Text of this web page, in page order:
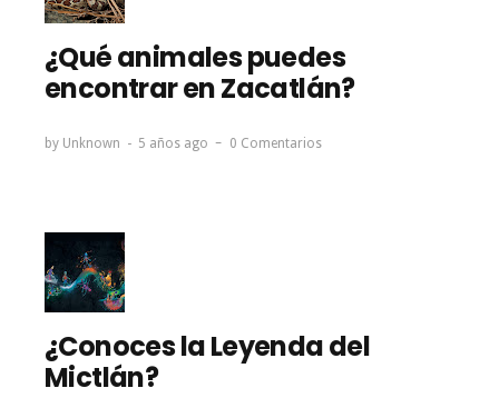
¿Qué animales puedes
encontrar en Zacatlán?
by Unknown 5 años ago 0 Comentarios
¿Conoces la Leyenda del
Mictlán?